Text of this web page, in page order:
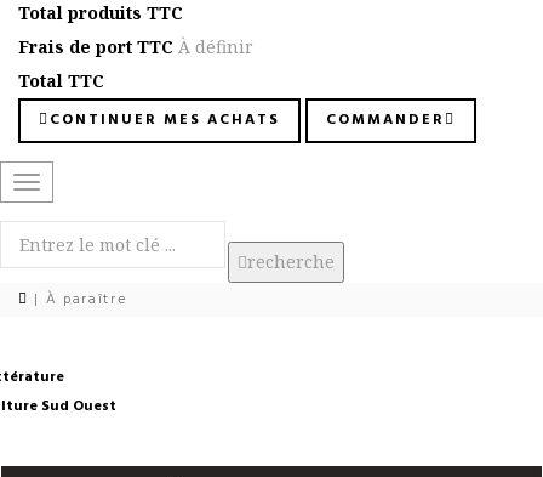
Total produits TTC
Frais de port TTC À définir
Total TTC
CONTINUER MES ACHATS COMMANDER
Basculer
la
navigation
recherche
| À paraître
Sud Ouest